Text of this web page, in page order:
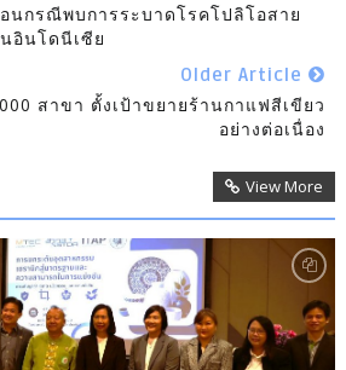
นกรณีพบการระบาดโรคโปลิโอสาย
อินโดนีเซีย
Older Article
สาขา ตั้งเป้าขยายร้านกาแฟสีเขียว
อย่างต่อเนื่อง
View More